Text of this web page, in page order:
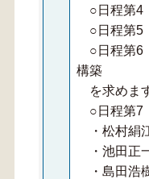
○日程第4
○日程第5
○日程第6
構築
を求めま
○日程第7
・松村絹
・池田正
・島田浩